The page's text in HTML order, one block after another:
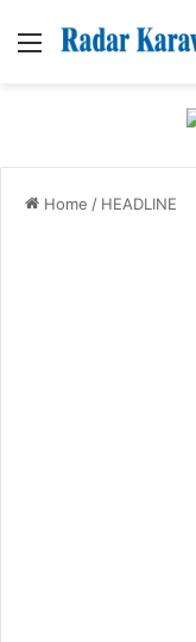
Menu
Home / HEADLINE